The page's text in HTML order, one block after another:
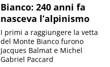
Bianco: 240 anni fa
nasceva l’alpinismo
I primi a raggiungere la vetta
del Monte Bianco furono
Jacques Balmat e Michel
Gabriel Paccard